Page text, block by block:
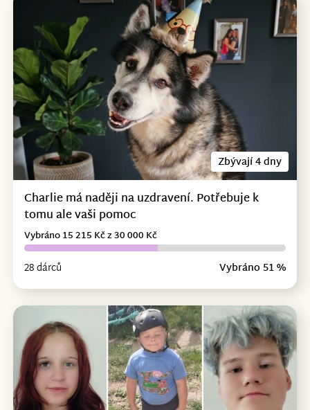
Zbývají 4 dny
Charlie má naději na uzdravení. Potřebuje k
tomu ale vaši pomoc
28 dárců Vybráno 51 %
Vybráno 15 215 Kč z 30 000 Kč